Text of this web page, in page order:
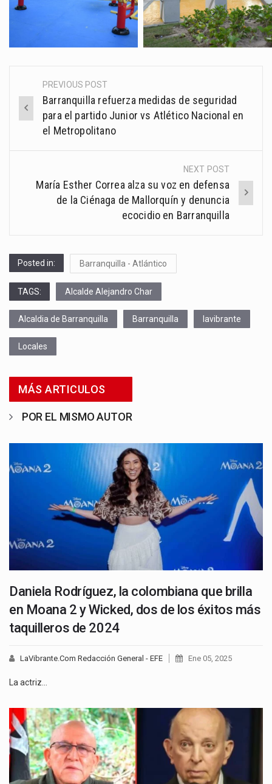
Post
navigation
PREVIOUS POST
Barranquilla refuerza medidas de seguridad
para el partido Junior vs Atlético Nacional en
el Metropolitano
NEXT POST
María Esther Correa alza su voz en defensa
de la Ciénaga de Mallorquín y denuncia
ecocidio en Barranquilla
Posted in: Barranquilla - Atlántico
TAGS: Alcalde Alejandro Char
Alcaldia de Barranquilla Barranquilla lavibrante
Locales
MÁS ARTICULOS
POR EL MISMO AUTOR
Daniela Rodríguez, la colombiana que brilla
en Moana 2 y Wicked, dos de los éxitos más
taquilleros de 2024
LaVibrante.Com Redacción General - EFE Ene 05, 2025
La actriz…